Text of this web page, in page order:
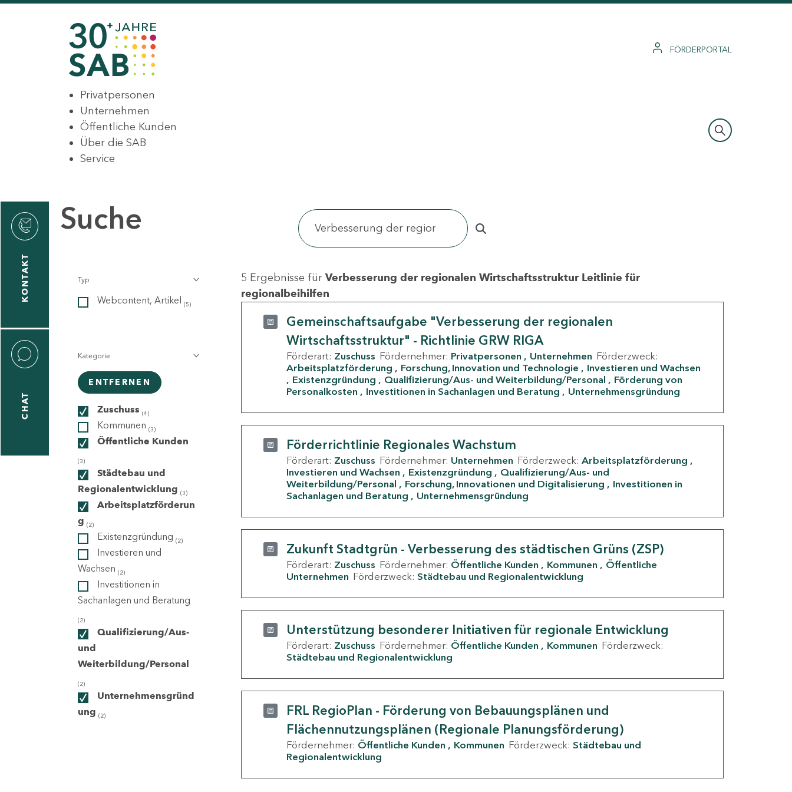
FÖRDERPORTAL
Privatpersonen
Unternehmen
Öffentliche Kunden
Über die SAB
Service
KONTAKT
CHAT
Suche
Typ
Webcontent, Artikel (5)
Kategorie
ENTFERNEN
Zuschuss (4)
Kommunen (3)
Öffentliche Kunden
(3)
Städtebau und
Regionalentwicklung (3)
Arbeitsplatzförderun
g (2)
Existenzgründung (2)
Investieren und
Wachsen (2)
Investitionen in
Sachanlagen und Beratung
(2)
Qualifizierung/Aus-
und
Weiterbildung/Personal
(2)
Unternehmensgründ
ung (2)
5 Ergebnisse für Verbesserung der regionalen Wirtschaftsstruktur Leitlinie für
regionalbeihilfen
Gemeinschaftsaufgabe "Verbesserung der regionalen
Wirtschaftsstruktur" - Richtlinie GRW RIGA
Förderart: Zuschuss Fördernehmer: Privatpersonen Unternehmen Förderzweck:
Arbeitsplatzförderung
Forschung, Innovation und Technologie
Investieren und Wachsen
Existenzgründung
Qualifizierung/Aus- und Weiterbildung/Personal
Förderung von
Personalkosten
Investitionen in Sachanlagen und Beratung Unternehmensgründung
Förderrichtlinie Regionales Wachstum
Förderart: Zuschuss Fördernehmer: Unternehmen Förderzweck: Arbeitsplatzförderung
Investieren und Wachsen
Existenzgründung
Qualifizierung/Aus- und
Weiterbildung/Personal
Forschung, Innovationen und Digitalisierung
Investitionen in
Sachanlagen und Beratung
Unternehmensgründung
Zukunft Stadtgrün - Verbesserung des städtischen Grüns (ZSP)
Förderart: Zuschuss Fördernehmer: Öffentliche Kunden Kommunen
Öffentliche
Unternehmen Förderzweck: Städtebau und Regionalentwicklung
Unterstützung besonderer Initiativen für regionale Entwicklung
Förderart: Zuschuss Fördernehmer: Öffentliche Kunden Kommunen Förderzweck:
Städtebau und Regionalentwicklung
FRL RegioPlan - Förderung von Bebauungsplänen und
Flächennutzungsplänen (Regionale Planungsförderung)
Fördernehmer: Öffentliche Kunden Kommunen Förderzweck: Städtebau und
Regionalentwicklung